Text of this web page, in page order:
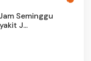
Seminggu
J...